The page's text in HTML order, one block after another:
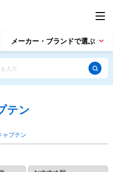
の自然派シロップ
メーカー・ブランドで選ぶ
テン
ャプテン